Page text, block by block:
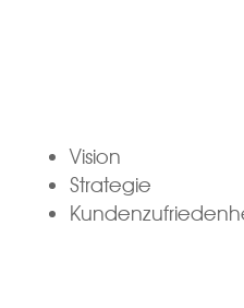
Vision
Strategie